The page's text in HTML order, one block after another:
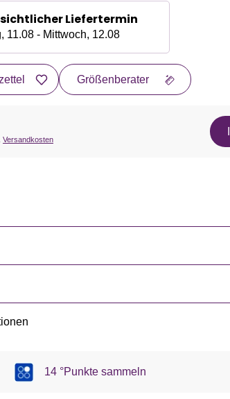
Liefertermin
11.08 - Mittwoch, 12.08
Größenberater
Versandkosten
14 °Punkte sammeln